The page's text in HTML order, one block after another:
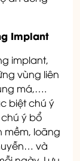
Implant
implant,
vùng liên
má,….
biệt chú ý
ý bổ
mềm, loãng
và